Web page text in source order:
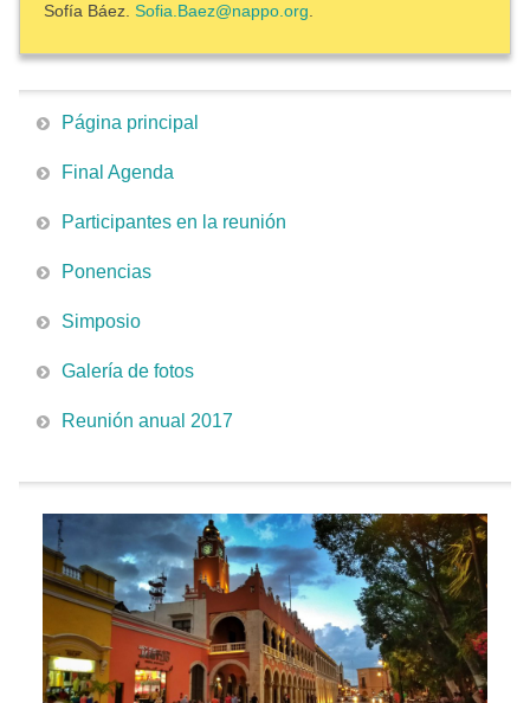
Sofía Báez. Sofia.Baez@nappo.org
Página principal
Final Agenda
Participantes en la reunión
Ponencias
Simposio
Galería de fotos
Reunión anual 2017